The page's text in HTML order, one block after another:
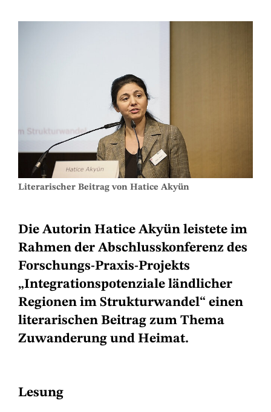
Literarischer Beitrag von Hatice Akyün
Die Autorin Hatice Akyün leistete im
Rahmen der Abschlusskonferenz des
Forschungs-Praxis-Projekts
„Integrationspotenziale ländlicher
Regionen im Strukturwandel“ einen
literarischen Beitrag zum Thema
Zuwanderung und Heimat.
Lesung